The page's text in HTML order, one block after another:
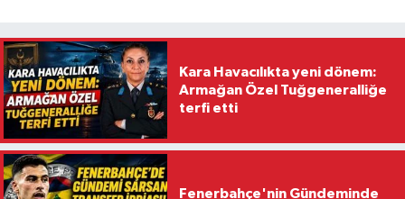
Kara Havacılıkta yeni dönem:
Armağan Özel Tuğgeneralliğe
terfi etti
Fenerbahçe'nin Gündeminde